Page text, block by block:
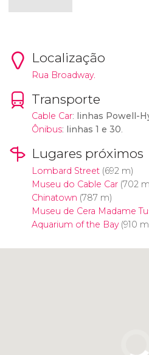
Localização
Rua Broadway.
Transporte
Cable Car: linhas Powell-
Ônibus: linhas 1 e 30.
Lugares próximos
Lombard Street(692 m)
Museu do Cable Car(702
Chinatown (787 m)
Museu de Cera Madame
Aquarium of the Bay(910